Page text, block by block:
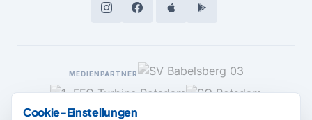
MEDIENPARTNER
Cookie-Einstellungen